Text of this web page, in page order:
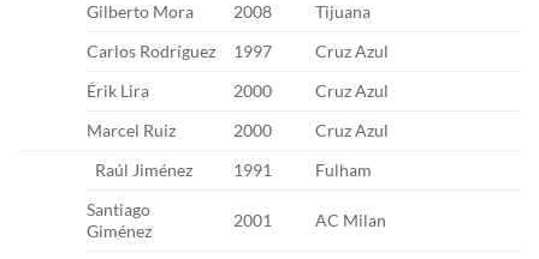
Gilberto Mora
2008
Tijuana
Carlos Rodríguez
1997
Cruz Azul
Érik Lira
2000
Cruz Azul
Marcel Ruiz
2000 Cruz Azul
Raúl Jiménez 1991
Fulham
Santiago
Giménez
2001 AC Milan